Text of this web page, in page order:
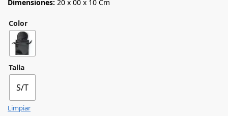
Dimensiones: 20 x 00 x 10 Cm
Color
Talla
S/T
Limpiar